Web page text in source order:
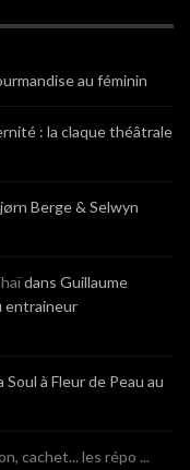
au féminin
: la claque théâtrale
Berge & Selwyn
dans Guillaume
entraineur
à Fleur de Peau au
cachet... les répo ...